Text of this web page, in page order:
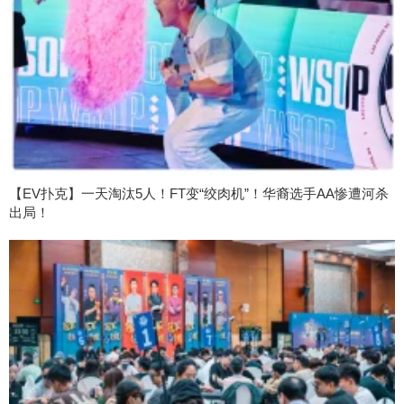
【EV扑克】一天淘汰5人！FT变“绞肉机”！华裔选手AA惨遭河杀
出局！